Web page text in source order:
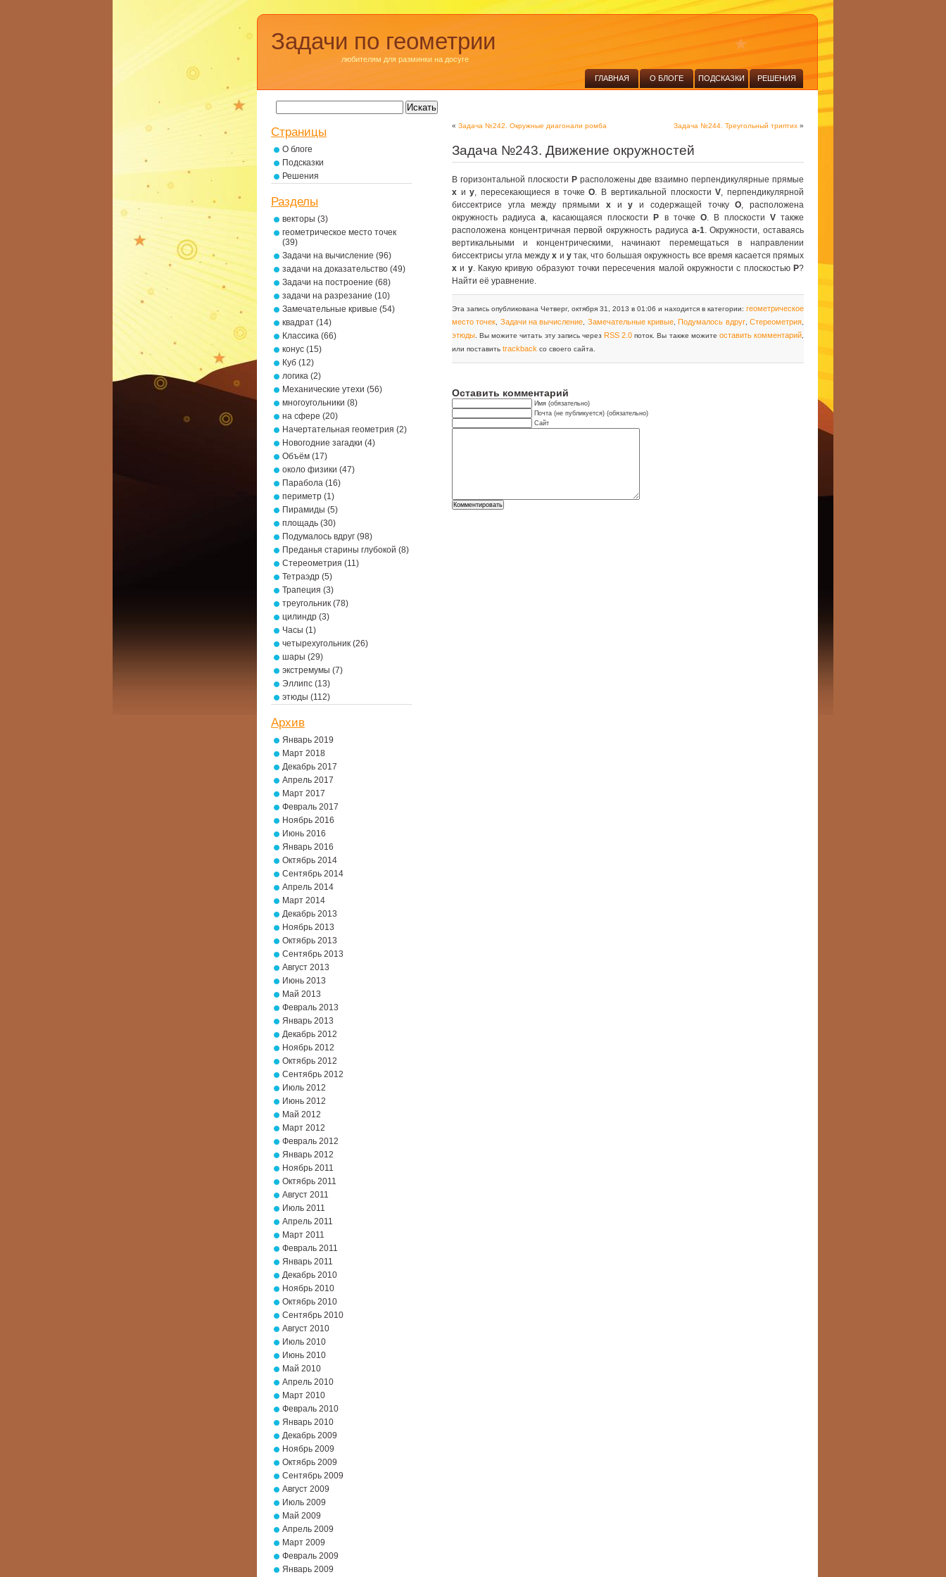
Задачи по геометрии
любителям для разминки на досуге
ГЛАВНАЯ О БЛОГЕ ПОДСКАЗКИ РЕШЕНИЯ
« Задача №242. Окружные диагонали ромба Задача №244. Треугольный триптих »
Задача №243. Движение окружностей
В горизонтальной плоскости Pрасположены две взаимно перпендикулярные прямые
x иy, пересекающиеся в точкеO. В вертикальной плоскостиV, перпендикулярной
биссектрисе угла между прямыми xиy и содержащей точкуO, расположена
окружность радиусаa, касающаяся плоскости P в точке O. В плоскости Vтакже
расположена концентричная первой окружность радиуса a-1. Окружности, оставаясь
вертикальными и концентрическими, начинают перемещаться в направлении
биссектрисы угла междуx и yтак, что большая окружность все время касается прямых
x и y. Какую кривую образуют точки пересечения малой окружности с плоскостью P?
Найти её уравнение.
Эта запись опубликована Четверг, октября 31, 2013 в 01:06 и находится в категории: геометрическое
место точек Задачи на вычисление Замечательные кривые Подумалось вдруг,Стереометрия
этюды . Вы можите читать эту запись через RSS 2.0 поток. Вы также можите оставить комментарий
или поставить trackback со своего сайта.
Оставить комментарий
Имя (обязательно)
Почта (не публикуется) (обязательно)
Сайт
Страницы
О блоге
Подсказки
Решения
Разделы
векторы (3)
геометрическое место точек
(39)
Задачи на вычисление (96)
задачи на доказательство (49)
Задачи на построение (68)
задачи на разрезание (10)
Замечательные кривые (54)
квадрат (14)
Классика (66)
конус (15)
Куб (12)
логика (2)
Механические утехи (56)
многоугольники (8)
на сфере (20)
Начертательная геометрия (2)
Новогодние загадки (4)
Объём (17)
около физики (47)
Парабола (16)
периметр (1)
Пирамиды (5)
площадь (30)
Подумалось вдруг (98)
Преданья старины глубокой (8)
Стереометрия (11)
Тетраэдр (5)
Трапеция (3)
треугольник (78)
цилиндр (3)
Часы (1)
четырехугольник (26)
шары (29)
экстремумы (7)
Эллипс (13)
этюды (112)
Архив
Январь 2019
Март 2018
Декабрь 2017
Апрель 2017
Март 2017
Февраль 2017
Ноябрь 2016
Июнь 2016
Январь 2016
Октябрь 2014
Сентябрь 2014
Апрель 2014
Март 2014
Декабрь 2013
Ноябрь 2013
Октябрь 2013
Сентябрь 2013
Август 2013
Июнь 2013
Май 2013
Февраль 2013
Январь 2013
Декабрь 2012
Ноябрь 2012
Октябрь 2012
Сентябрь 2012
Июль 2012
Июнь 2012
Май 2012
Март 2012
Февраль 2012
Январь 2012
Ноябрь 2011
Октябрь 2011
Август 2011
Июль 2011
Апрель 2011
Март 2011
Февраль 2011
Январь 2011
Декабрь 2010
Ноябрь 2010
Октябрь 2010
Сентябрь 2010
Август 2010
Июль 2010
Июнь 2010
Май 2010
Апрель 2010
Март 2010
Февраль 2010
Январь 2010
Декабрь 2009
Ноябрь 2009
Октябрь 2009
Сентябрь 2009
Август 2009
Июль 2009
Май 2009
Апрель 2009
Март 2009
Февраль 2009
Январь 2009